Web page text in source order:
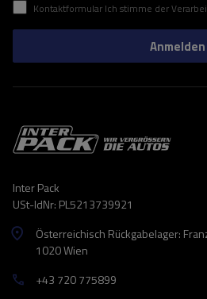
Kontaktformular Ich stimme der Verarbeitung meiner im Kontaktformular enthaltenen personenbezogenen
Anmelden
Inter Pack
USt-IdNr: PL5213739921
Österreichisch Rückgabelager:
1020 Wien
+43 720 775899